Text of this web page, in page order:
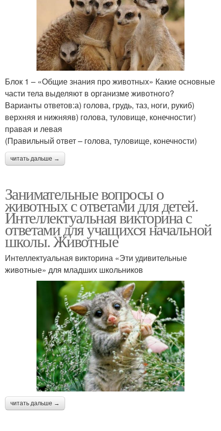
Блок 1 – «Общие знания про животных» Какие основные
части тела выделяют в организме животного?
Варианты ответов:а) голова, грудь, таз, ноги, рукиб)
верхняя и нижняяв) голова, туловище, конечностиг)
правая и левая
(Правильный ответ – голова, туловище, конечности)
читать дальше →
Занимательные вопросы о
животных с ответами для детей.
Интеллектуальная викторина с
ответами для учащихся начальной
школы. Животные
Интеллектуальная викторина «Эти удивительные
животные» для младших школьников
читать дальше →